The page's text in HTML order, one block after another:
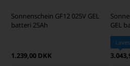
Sonnenschein GF12 025V GEL
batteri 25Ah
1.239,00 DKK
GEL